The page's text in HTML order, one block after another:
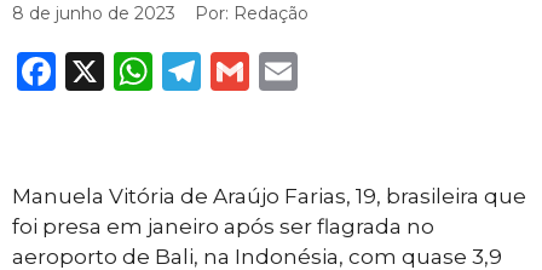
8 de junho de 2023 Por: Redação
Facebook
X WhatsApp
Telegram
Gmail
Manuela Vitória de Araújo Farias, 19, brasileira que
foi presa em janeiro após ser flagrada no
aeroporto de Bali, na Indonésia, com quase 3,9